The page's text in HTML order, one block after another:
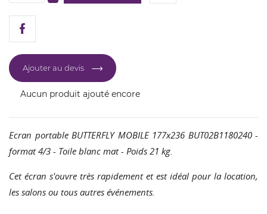
Ajouter au devis
Aucun produit ajouté encore
Ecran portable BUTTERFLY MOBILE 177x236 BUT02B1180240 -
format 4/3 - Toile blanc mat - Poids 21 kg.
Cet écran s'ouvre très rapidement et est idéal pour la location,
les salons ou tous autres événements.
CRÉER UNE LISTE D'ENVIES
CONNEXION